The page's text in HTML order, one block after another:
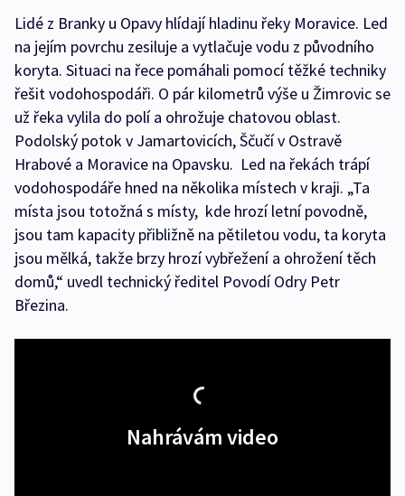
Lidé z Branky u Opavy hlídají hladinu řeky Moravice. Led
na jejím povrchu zesiluje a vytlačuje vodu z původního
koryta. Situaci na řece pomáhali pomocí těžké techniky
řešit vodohospodáři. O pár kilometrů výše u Žimrovic se
už řeka vylila do polí a ohrožuje chatovou oblast.
Podolský potok v Jamartovicích, Ščučí v Ostravě
Hrabové a Moravice na Opavsku. Led na řekách trápí
vodohospodáře hned na několika místech v kraji. „Ta
místa jsou totožná s místy, kde hrozí letní povodně,
jsou tam kapacity přibližně na pětiletou vodu, ta koryta
jsou mělká, takže brzy hrozí vybřežení a ohrožení těch
domů,“ uvedl technický ředitel Povodí Odry Petr
Březina.
Nahrávám video